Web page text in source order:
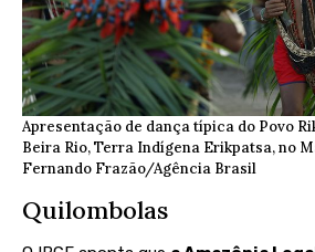
Apresentação de dança típica do Povo
Beira Rio, Terra Indígena Erikpatsa, no
Fernando Frazão/Agência Brasil
Quilombolas